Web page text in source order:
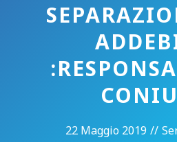
22 Maggio 2019 //